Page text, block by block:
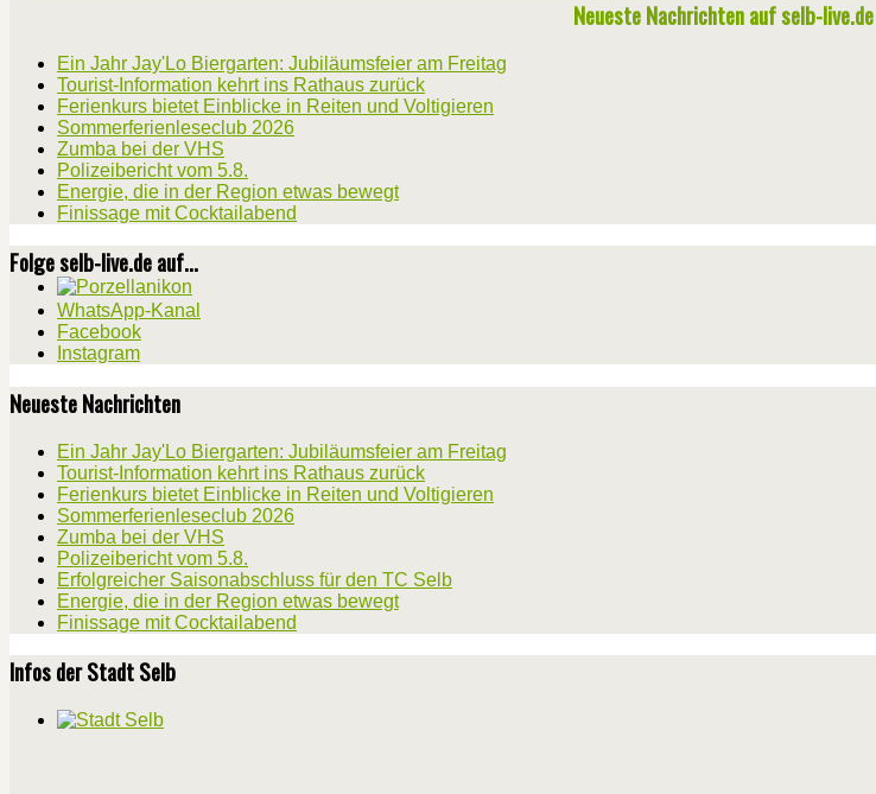
Neueste Nachrichten auf selb-live.de
Ein Jahr Jay'Lo Biergarten: Jubiläumsfeier am Freitag
Tourist-Information kehrt ins Rathaus zurück
Ferienkurs bietet Einblicke in Reiten und Voltigieren
Sommerferienleseclub 2026
Zumba bei der VHS
Polizeibericht vom 5.8.
Energie, die in der Region etwas bewegt
Finissage mit Cocktailabend
Folge selb-live.de auf...
WhatsApp-Kanal
Facebook
Instagram
Neueste Nachrichten
Ein Jahr Jay'Lo Biergarten: Jubiläumsfeier am Freitag
Tourist-Information kehrt ins Rathaus zurück
Ferienkurs bietet Einblicke in Reiten und Voltigieren
Sommerferienleseclub 2026
Zumba bei der VHS
Polizeibericht vom 5.8.
Erfolgreicher Saisonabschluss für den TC Selb
Energie, die in der Region etwas bewegt
Finissage mit Cocktailabend
Infos der Stadt Selb